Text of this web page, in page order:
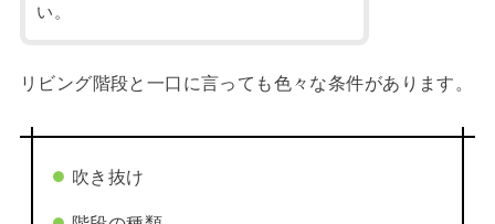
い。
リビング階段と一口に言っても色々な条件があります。
吹き抜け